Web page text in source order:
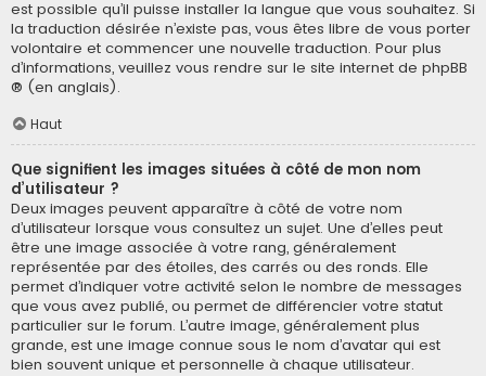
est possible qu’il puisse installer la langue que vous souhaitez. Si
la traduction désirée n’existe pas, vous êtes libre de vous porter
volontaire et commencer une nouvelle traduction. Pour plus
d’informations, veuillez vous rendre sur le site internet de phpBB
® (en anglais).
Haut
Que signifient les images situées à côté de mon nom
d’utilisateur ?
Deux images peuvent apparaître à côté de votre nom
d’utilisateur lorsque vous consultez un sujet. Une d’elles peut
être une image associée à votre rang, généralement
représentée par des étoiles, des carrés ou des ronds. Elle
permet d’indiquer votre activité selon le nombre de messages
que vous avez publié, ou permet de différencier votre statut
particulier sur le forum. L’autre image, généralement plus
grande, est une image connue sous le nom d’avatar qui est
bien souvent unique et personnelle à chaque utilisateur.